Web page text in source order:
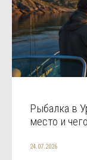
Рыбалка в
место и
24.07.2026